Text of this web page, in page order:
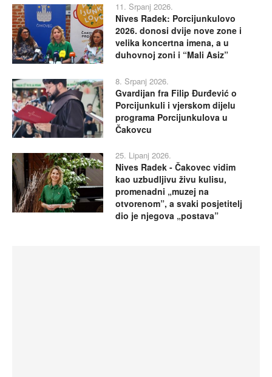
11. Srpanj 2026.
Nives Radek: Porcijunkulovo
2026. donosi dvije nove zone i
velika koncertna imena, a u
duhovnoj zoni i “Mali Asiz”
8. Srpanj 2026.
Gvardijan fra Filip Đurđević o
Porcijunkuli i vjerskom dijelu
programa Porcijunkulova u
Čakovcu
25. Lipanj 2026.
Nives Radek - Čakovec vidim
kao uzbudljivu živu kulisu,
promenadni „muzej na
otvorenom”, a svaki posjetitelj
dio je njegova „postava”